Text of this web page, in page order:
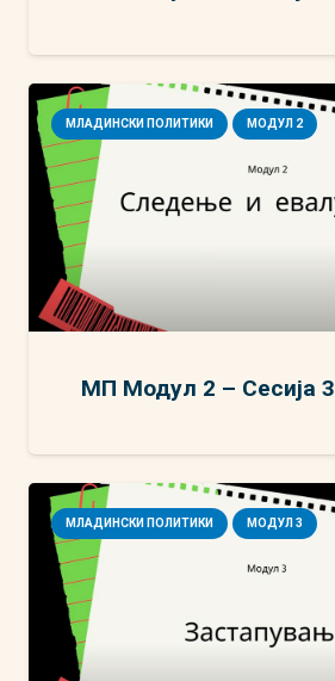
МЛАДИНСКИ ПОЛИТИКИ МОДУЛ 2
МП Модул 2 – Сесија 3
МЛАДИНСКИ ПОЛИТИКИ МОДУЛ 3